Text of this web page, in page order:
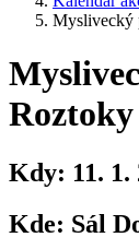
Myslivecký
Roztoky
Kdy: 11. 1.
Kde: Sál